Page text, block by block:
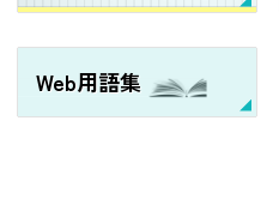
Web用語集